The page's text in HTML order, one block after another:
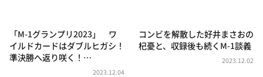
朝だ！生です旅サラダ
教えて！ニュースライブ 正義のミカタ
「M-1グランプリ2023」 ワ
イルドカードはダブルヒガシ！
準決勝へ返り咲く！…
2023.12.04
コンビを解散した好井まさおの
杞憂と、収録後も続くM-1談義
2023.12.02